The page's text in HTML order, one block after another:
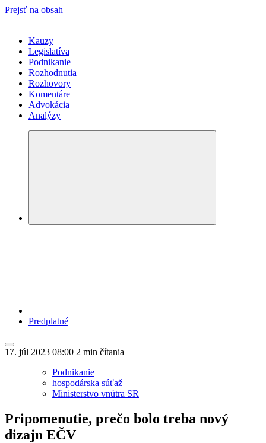
Prejsť na obsah
Kauzy
Legislatíva
Podnikanie
Rozhodnutia
Rozhovory
Komentáre
Advokácia
Analýzy
Predplatné
17. júl 2023 08:00 2 min čítania
Podnikanie
hospodárska súťaž
Ministerstvo vnútra SR
Pripomenutie, prečo bolo treba nový
dizajn EČV